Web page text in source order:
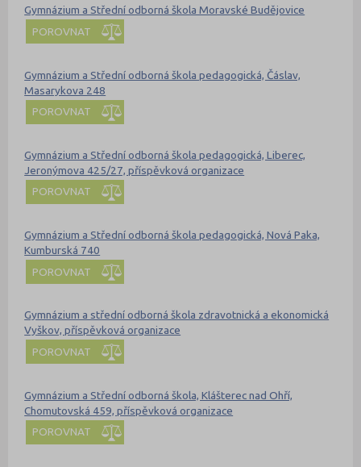
Gymnázium a Střední odborná škola Moravské Budějovice
POROVNAT
Gymnázium a Střední odborná škola pedagogická, Čáslav,
Masarykova 248
POROVNAT
Gymnázium a Střední odborná škola pedagogická, Liberec,
Jeronýmova 425/27, příspěvková organizace
POROVNAT
Gymnázium a Střední odborná škola pedagogická, Nová Paka,
Kumburská 740
POROVNAT
Gymnázium a střední odborná škola zdravotnická a ekonomická
Vyškov, příspěvková organizace
POROVNAT
Gymnázium a Střední odborná škola, Klášterec nad Ohří,
Chomutovská 459, příspěvková organizace
POROVNAT